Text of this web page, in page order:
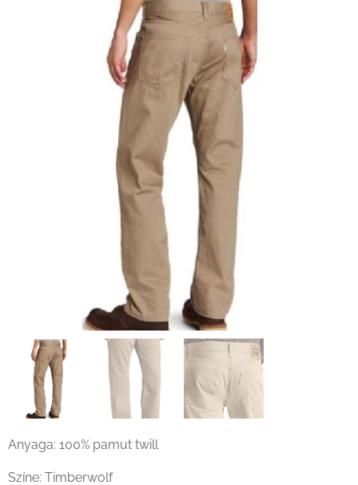
Levi's 505 vászon nadrág khaki előlről
Levi's 505 vászon nadrág khaki címke
Anyaga: 100% pamut twill
Színe: Timberwolf